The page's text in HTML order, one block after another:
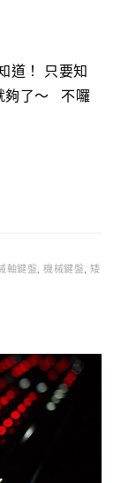
道！ 只要知
夠了～ 不囉
軸鍵盤,機械鍵盤,矮